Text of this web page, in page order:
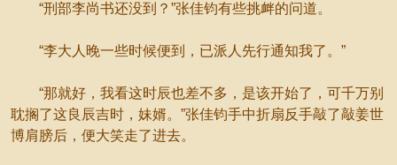
“刑部李尚书还没到？”张佳钧有些挑衅的问道。
“李大人晚一些时候便到，已派人先行通知我了。”
“那就好，我看这时辰也差不多，是该开始了，可千万别
耽搁了这良辰吉时，妹婿。”张佳钧手中折扇反手敲了敲姜世
博肩膀后，便大笑走了进去。